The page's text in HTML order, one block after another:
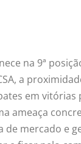
na 9ª
a
em vitórias
ameaça
de mercado e